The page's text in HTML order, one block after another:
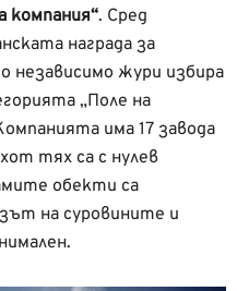
компания“. Сред
награда за
независимо жури избира
„Поле на
има 17 завода
тях са с нулев
обекти са
на суровините и